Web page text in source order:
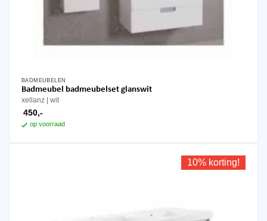
BADMEUBELEN
Badmeubel badmeubelset glanswit
xellanz wit
450,-
op voorraad
10% korting!